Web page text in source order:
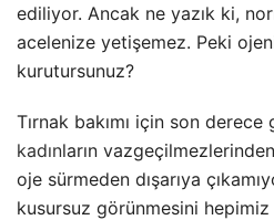
ediliyor. Ancak ne yazık ki,
acelenize yetişemez. Peki
kurutursunuz?
Tırnak bakımı için son
kadınların
oje sürmeden dışarıya
kusursuz görünmesini